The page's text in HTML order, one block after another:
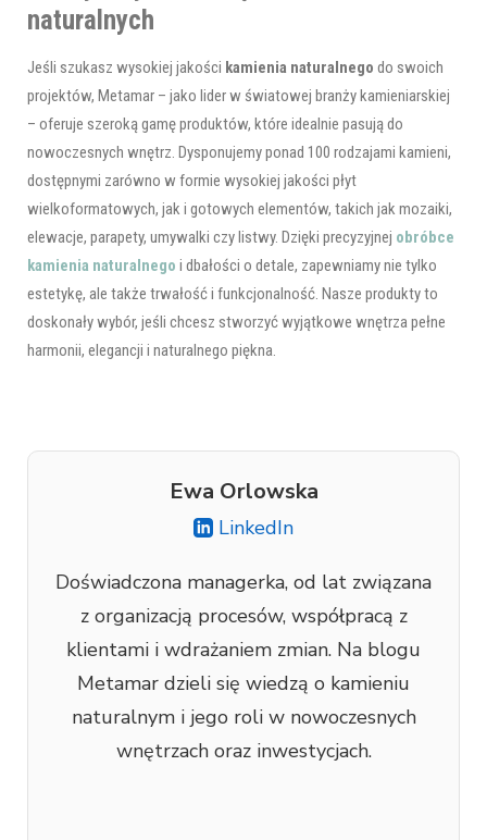
naturalnych
Jeśli szukasz wysokiej jakości kamienia naturalnego do swoich
projektów, Metamar – jako lider w światowej branży kamieniarskiej
– oferuje szeroką gamę produktów, które idealnie pasują do
nowoczesnych wnętrz. Dysponujemy ponad 100 rodzajami kamieni,
dostępnymi zarówno w formie wysokiej jakości płyt
wielkoformatowych, jak i gotowych elementów, takich jak mozaiki,
elewacje, parapety, umywalki czy listwy. Dzięki precyzyjnej obróbce
kamienia naturalnego i dbałości o detale, zapewniamy nie tylko
estetykę, ale także trwałość i funkcjonalność. Nasze produkty to
doskonały wybór, jeśli chcesz stworzyć wyjątkowe wnętrza pełne
harmonii, elegancji i naturalnego piękna.
Ewa Orlowska
LinkedIn
Doświadczona managerka, od lat związana
z organizacją procesów, współpracą z
klientami i wdrażaniem zmian. Na blogu
Metamar dzieli się wiedzą o kamieniu
naturalnym i jego roli w nowoczesnych
wnętrzach oraz inwestycjach.